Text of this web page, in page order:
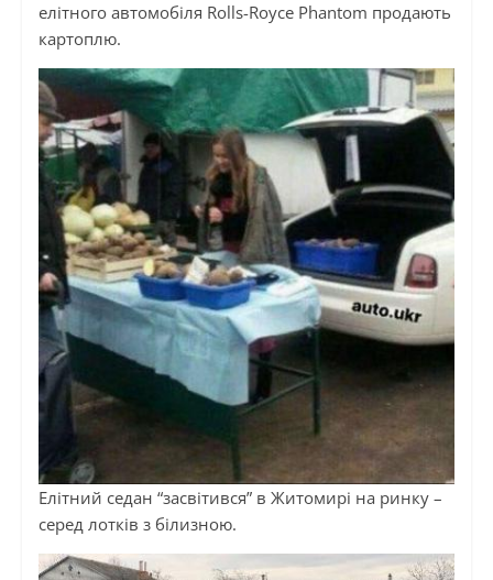
елітного автомобіля Rolls-Royce Phantom продають
картоплю.
Елітний седан “засвітився” в Житомирі на ринку –
серед лотків з білизною.